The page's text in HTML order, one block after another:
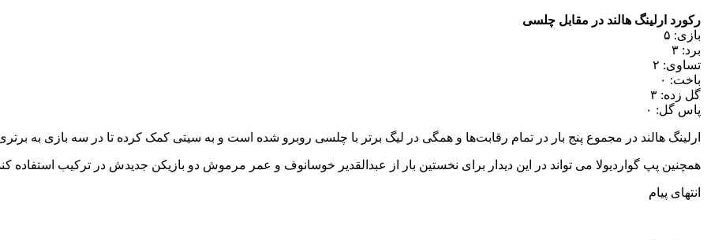
رکورد ارلینگ هالند در مقابل چلسی
بازی: ۵
برد: ۳
تساوی: ۲
باخت: ۰
گل زده: ۳
پاس گل: ۰
ارلینگ هالند در مجموع پنج بار در تمام رقابت‌ها و همگی در لیگ برتر با چلسی روبرو شده است و به سیتی کمک کرده تا در سه بازی به
همچنین پپ گواردیولا می تواند در این دیدار برای نخستین بار از عبدالقدیر خوسانوف و عمر مرموش دو بازیکن جدیدش در ترکیب استفاده
انتهای پیام